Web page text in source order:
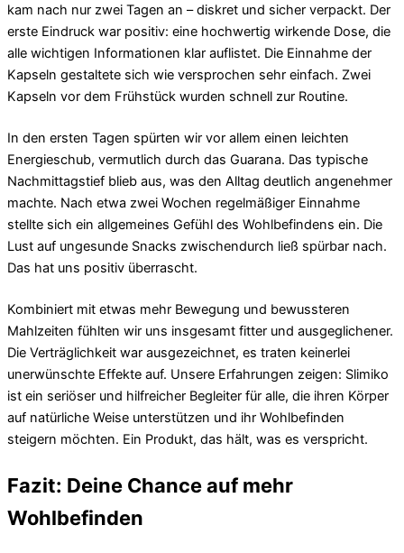
kam nach nur zwei Tagen an – diskret und sicher verpackt. Der
erste Eindruck war positiv: eine hochwertig wirkende Dose, die
alle wichtigen Informationen klar auflistet. Die Einnahme der
Kapseln gestaltete sich wie versprochen sehr einfach. Zwei
Kapseln vor dem Frühstück wurden schnell zur Routine.
In den ersten Tagen spürten wir vor allem einen leichten
Energieschub, vermutlich durch das Guarana. Das typische
Nachmittagstief blieb aus, was den Alltag deutlich angenehmer
machte. Nach etwa zwei Wochen regelmäßiger Einnahme
stellte sich ein allgemeines Gefühl des Wohlbefindens ein. Die
Lust auf ungesunde Snacks zwischendurch ließ spürbar nach.
Das hat uns positiv überrascht.
Kombiniert mit etwas mehr Bewegung und bewussteren
Mahlzeiten fühlten wir uns insgesamt fitter und ausgeglichener.
Die Verträglichkeit war ausgezeichnet, es traten keinerlei
unerwünschte Effekte auf. Unsere Erfahrungen zeigen: Slimiko
ist ein seriöser und hilfreicher Begleiter für alle, die ihren Körper
auf natürliche Weise unterstützen und ihr Wohlbefinden
steigern möchten. Ein Produkt, das hält, was es verspricht.
Fazit: Deine Chance auf mehr
Wohlbefinden